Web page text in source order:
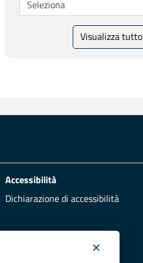
Visualizza tutto
Accessibilità
Dichiarazione di accessibilità
×